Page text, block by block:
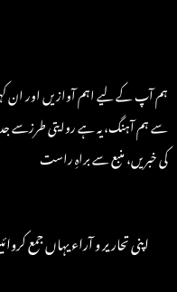
ہم آپ کے لیے اہم آوازیں اور ان
سے ہم آہنگ، یہ ہے روایتی طرزسے
کی خبریں، منبع سے براہِ راست
: اپنی تحاریر و آراء یہاں جمع